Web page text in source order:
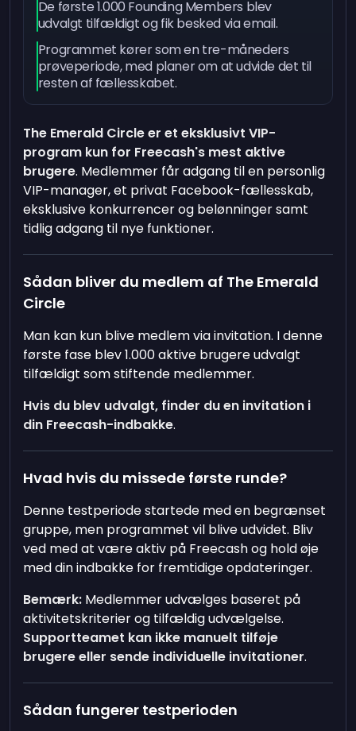
De første 1.000 Founding Members blev
udvalgt tilfældigt og fik besked via email.
Programmet kører som en tre-måneders
prøveperiode, med planer om at udvide det til
resten af fællesskabet.
The Emerald Circle er et eksklusivt VIP-
program kun for Freecash's mest aktive
brugere. Medlemmer får adgang til en personlig
VIP-manager, et privat Facebook-fællesskab,
eksklusive konkurrencer og belønninger samt
tidlig adgang til nye funktioner.
Sådan bliver du medlem af The Emerald
Circle
Man kan kun blive medlem via invitation. I denne
første fase blev 1.000 aktive brugere udvalgt
tilfældigt som stiftende medlemmer.
Hvis du blev udvalgt, finder du en invitation i
din Freecash-indbakke.
Hvad hvis du missede første runde?
Denne testperiode startede med en begrænset
gruppe, men programmet vil blive udvidet. Bliv
ved med at være aktiv på Freecash og hold øje
med din indbakke for fremtidige opdateringer.
Bemærk: Medlemmer udvælges baseret på
aktivitetskriterier og tilfældig udvælgelse.
Supportteamet kan ikke manuelt tilføje
brugere eller sende individuelle invitationer.
Sådan fungerer testperioden